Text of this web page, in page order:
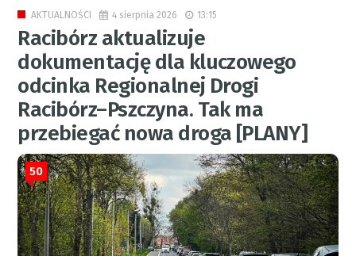
AKTUALNOŚCI 4 sierpnia 2026 13:15
Racibórz aktualizuje
dokumentację dla kluczowego
odcinka Regionalnej Drogi
Racibórz–Pszczyna. Tak ma
przebiegać nowa droga [PLANY]
50